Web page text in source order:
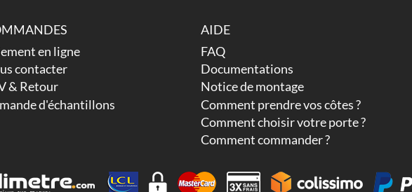
en ligne
contacter
& Retour
d'échantillons
AIDE
FAQ
Documentations
Notice de montage
Comment prendre vos côtes ?
Comment choisir votre porte ?
Comment commander ?